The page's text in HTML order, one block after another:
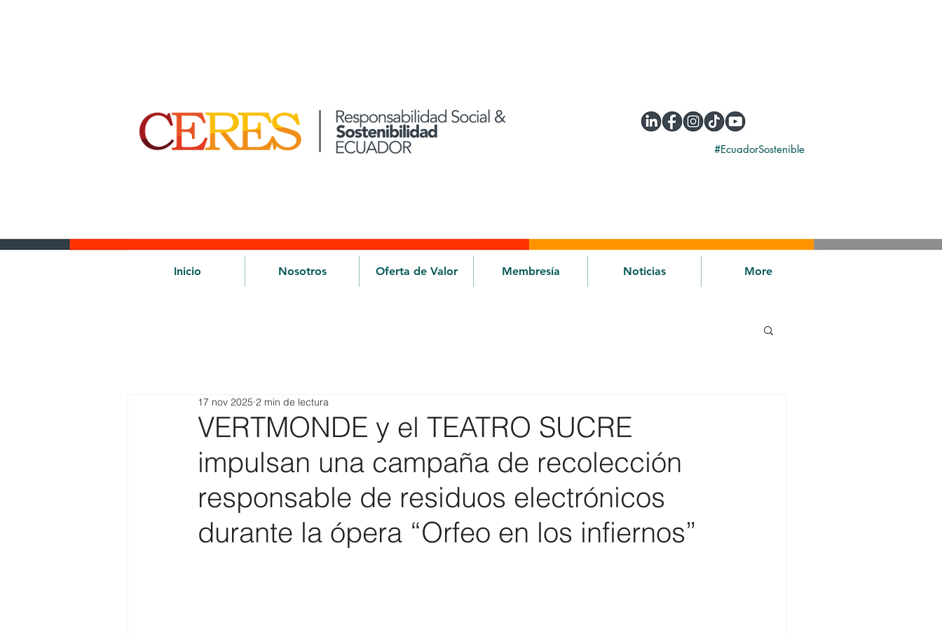
#EcuadorSostenible
Inicio Nosotros Oferta de Valor Membresía Noticias More
VERTMONDE y el TEATRO SUCRE
impulsan una campaña de recolección
responsable de residuos electrónicos
durante la ópera “Orfeo en los infiernos”
17 nov 2025 2 min de lectura